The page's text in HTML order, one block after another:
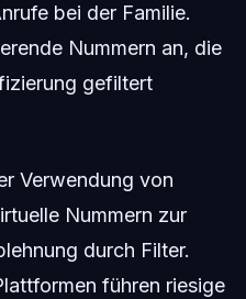
bei der Familie.
Nummern an, die
gefiltert
Verwendung von
Nummern zur
durch Filter.
führen riesige